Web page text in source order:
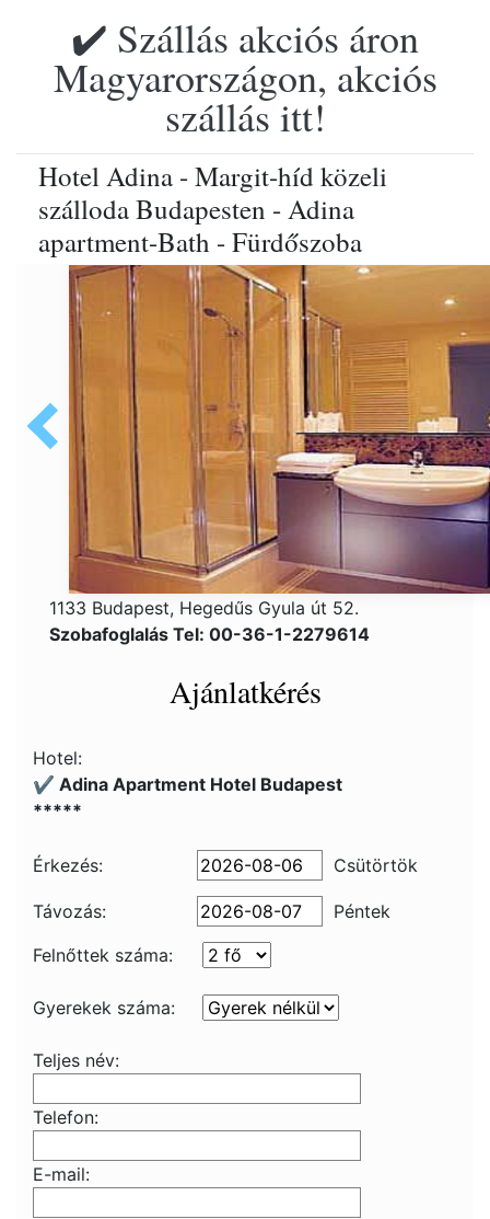
✔️ Szállás akciós áron
Magyarországon, akciós
szállás itt!
Hotel Adina - Margit-híd közeli
szálloda Budapesten - Adina
apartment-Bath - Fürdőszoba
1133 Budapest, Hegedűs Gyula út 52.
Szobafoglalás Tel: 00-36-1-2279614
Ajánlatkérés
Hotel:
✔️ Adina Apartment Hotel Budapest
*****
Érkezés: Csütörtök
Távozás:
Péntek
Felnőttek száma:
Gyerekek száma:
Teljes név:
Telefon:
E-mail: